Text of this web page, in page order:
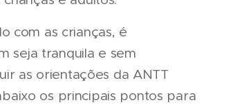
com as crianças, é
seja tranquila e sem
as orientações da ANTT
os principais pontos para